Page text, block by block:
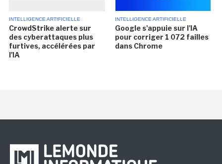
INTELLIGENCE ARTIFICIELLE
CrowdStrike alerte sur
des cyberattaques plus
furtives, accélérées par
l'IA
INTELLIGENCE ARTIFICIELLE
Google s'appuie sur l'IA
pour corriger 1 072 failles
dans Chrome